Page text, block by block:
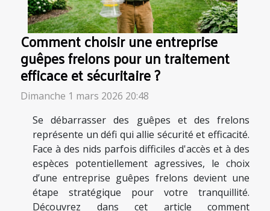
Comment choisir une entreprise
guêpes frelons pour un traitement
efficace et sécuritaire ?
Dimanche 1 mars 2026 20:48
Se débarrasser des guêpes et des frelons
représente un défi qui allie sécurité et efficacité.
Face à des nids parfois difficiles d'accès et à des
espèces potentiellement agressives, le choix
d’une entreprise guêpes frelons devient une
étape stratégique pour votre tranquillité.
Découvrez dans cet article comment